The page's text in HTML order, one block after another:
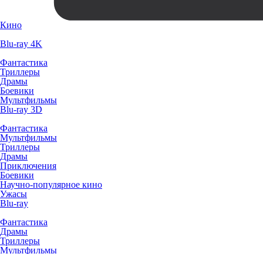
Кино
Blu-ray 4K
Фантастика
Триллеры
Драмы
Боевики
Мультфильмы
Blu-ray 3D
Фантастика
Мультфильмы
Триллеры
Драмы
Приключения
Боевики
Научно-популярное кино
Ужасы
Blu-ray
Фантастика
Драмы
Триллеры
Мультфильмы